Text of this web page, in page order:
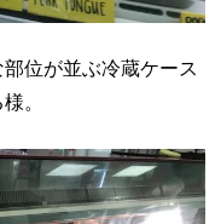
位が並ぶ冷蔵ケース
。